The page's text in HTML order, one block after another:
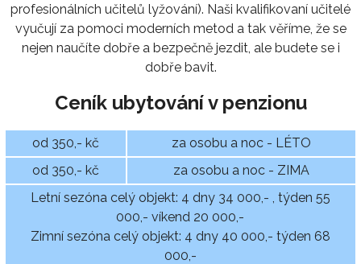
profesionálních učitelů lyžování). Naši kvalifikovaní učitelé
vyučují za pomoci moderních metod a tak věříme, že se
nejen naučíte dobře a bezpečně jezdit, ale budete se i
dobře bavit.
Ceník ubytování v penzionu
od 350,- kč
za osobu a noc - LÉTO
od 350,- kč
za osobu a noc - ZIMA
Letní sezóna celý objekt: 4 dny 34 000,- , týden 55
000,- víkend 20 000,-
Zimní sezóna celý objekt: 4 dny 40 000,- týden 68
000,-